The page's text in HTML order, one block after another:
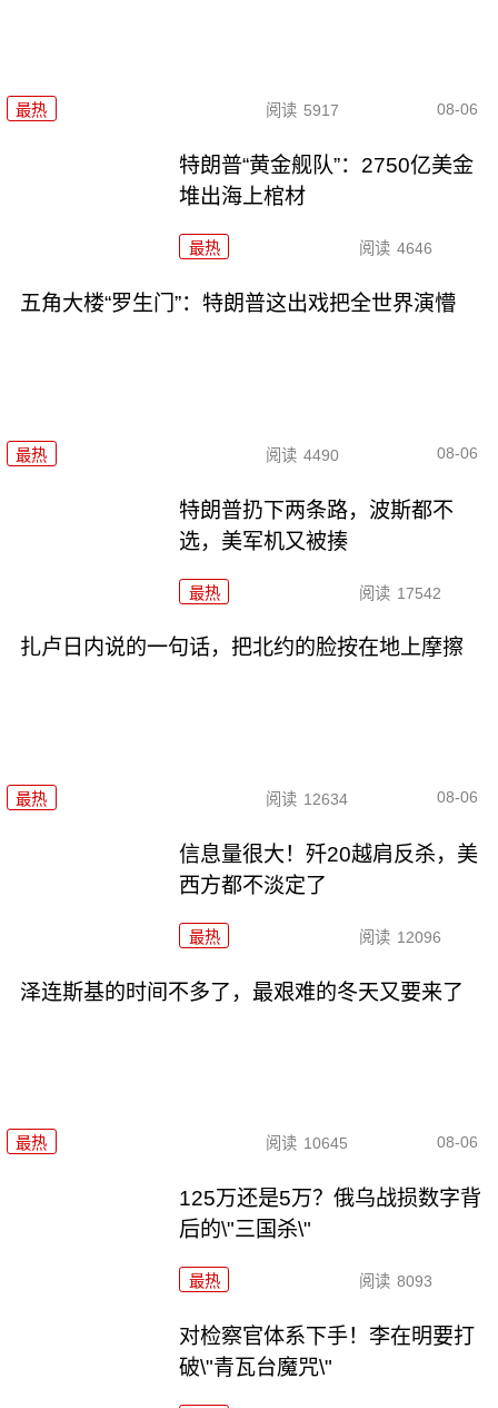
最热 阅读 5917 08-06
特朗普“黄金舰队”：2750亿美金
堆出海上棺材
最热 阅读 4646
五角大楼“罗生门”：特朗普这出戏把全世界演懵
最热 阅读 4490 08-06
特朗普扔下两条路，波斯都不
选，美军机又被揍
最热 阅读 17542
扎卢日内说的一句话，把北约的脸按在地上摩擦
最热 阅读 12634 08-06
信息量很大！歼20越肩反杀，美
西方都不淡定了
最热 阅读 12096
泽连斯基的时间不多了，最艰难的冬天又要来了
最热 阅读 10645 08-06
125万还是5万？俄乌战损数字背
后的\"三国杀\"
最热 阅读 8093
对检察官体系下手！李在明要打
破\"青瓦台魔咒\"